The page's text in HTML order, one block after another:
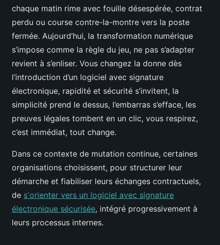
chaque matin rime avec fouille désespérée, contrat
perdu ou course contre-la-montre vers la poste
fermée. Aujourd’hui, la transformation numérique
s’impose comme la règle du jeu, ne pas s’adapter
revient à s’enliser. Vous changez la donne dès
l’introduction d’un logiciel avec signature
électronique, rapidité et sécurité s’invitent, la
simplicité prend le dessus, l’embarras s’efface, les
preuves légales tombent en un clic, vous respirez,
c’est immédiat, tout change.
Dans ce contexte de mutation continue, certaines
organisations choisissent, pour structurer leur
démarche et fiabiliser leurs échanges contractuels,
de s'orienter vers un logiciel avec signature
électronique sécurisée, intégré progressivement à
leurs processus internes.